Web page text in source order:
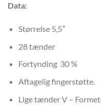
Data:
Størrelse 5,5″
28 tænder
Fortynding 30 %
Aftagelig fingerstøtte.
Lige tænder V – Formet.